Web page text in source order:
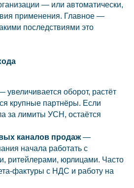
— или автоматически,
применения. Главное —
последствиями это
увеличивается оборот, растёт
крупные партнёры. Если
за лимиты УСН, остаётся
каналов продаж—
начала работать с
ритейлерами, юрлицами. Часто
фактуры с НДС и работу на